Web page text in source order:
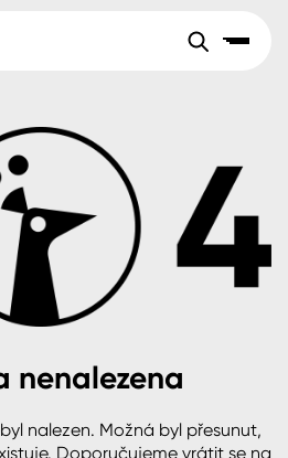
Sortiment
+420 800 145 555Po – Pá: 8:00–15:00
minerální podklady
nenalezena
nalezen. Možná byl přesunut,
Doporučujeme vrátit se na